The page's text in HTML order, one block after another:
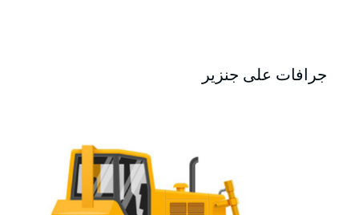
جرافات على جنزير